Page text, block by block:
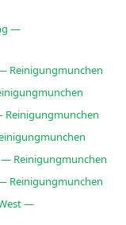
—
Reinigungmunchen
Reinigungmunchen
Reinigungmunchen
Reinigungmunchen
—